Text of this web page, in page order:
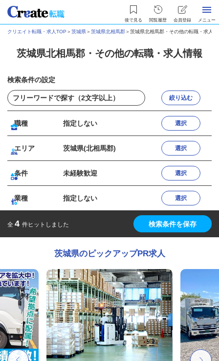
後で見る 閲覧履歴 会員登録 メニュー
クリエイト転職・求人TOP ＞茨城県＞茨城県北相馬郡＞茨城県北相馬郡・その他の転職・求人情
茨城県北相馬郡・その他の転職・求人情報
検索条件の設定
絞り込む
職種 指定しない 選択
エリア 茨城県(北相馬郡) 選択
条件 未経験歓迎 選択
業種 指定しない 選択
全 4 件ヒットしました 検索条件を保存
茨城県のピックアップPR求人